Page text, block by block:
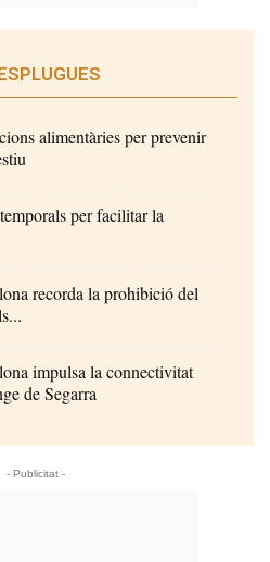
alimentàries per prevenir
per facilitar la
recorda la prohibició del
impulsa la connectivitat
de Segarra
- Publicitat -